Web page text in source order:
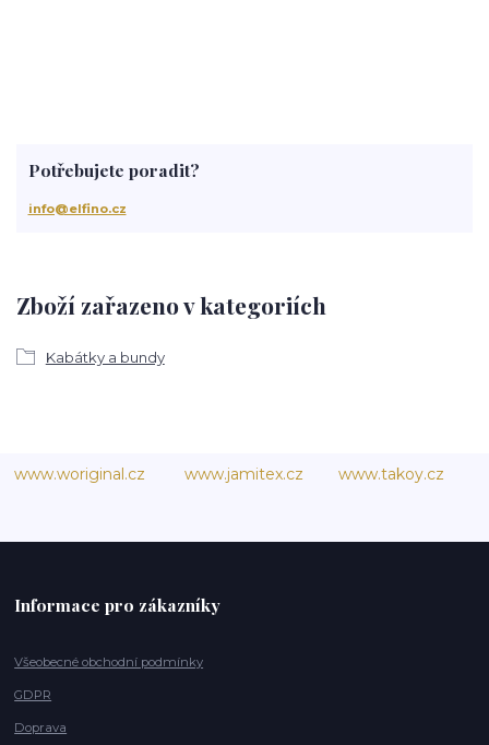
Zboží zařazeno v kategoriích
Kabátky a bundy
Potřebujete poradit?
info@elfino.cz
www.woriginal.cz www.jamitex.cz www.takoy.cz
Informace pro zákazníky
Všeobecné obchodní podmínky
GDPR
Doprava